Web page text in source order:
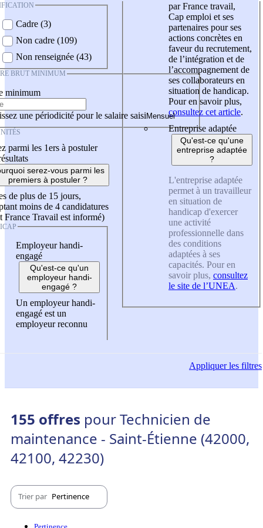
Cadre (3)
Non cadre (109)
Non renseignée (43)
BRUT MINIMUM
minimum
une périodicité pour le salaire saisi
parmi les 1ers à postuler
serez-vous parmi les
premiers à postuler ?
de plus de 15 jours,
moins de 4 candidatures
France Travail est informé)
Employeur handi-
engagé
Qu'est-ce qu'un
employeur handi-
engagé ?
Un employeur handi-
engagé est un
employeur reconnu
par France travail,
Cap emploi et ses
partenaires pour ses
actions concrètes en
faveur du recrutement,
de l’intégration et de
l’accompagnement de
ses collaborateurs en
situation de handicap.
Pour en savoir plus,
consultez cet article.
Entreprise adaptée
Qu'est-ce qu'une
entreprise adaptée
?
L'entreprise adaptée
permet à un travailleur
en situation de
handicap d'exercer
une activité
professionnelle dans
des conditions
adaptées à ses
capacités. Pour en
savoir plus, consultez
le site de l’UNEA.
Appliquerles filtres
155 offres pour Technicien de
maintenance - Saint-Étienne (42000,
42100, 42230)
Trier par Pertinence